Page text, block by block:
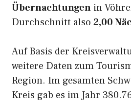
Übernachtungen in
Durchschnitt also 2,00
Auf Basis der
weitere Daten zum
Region. Im gesamten
Kreis gab es im Jahr